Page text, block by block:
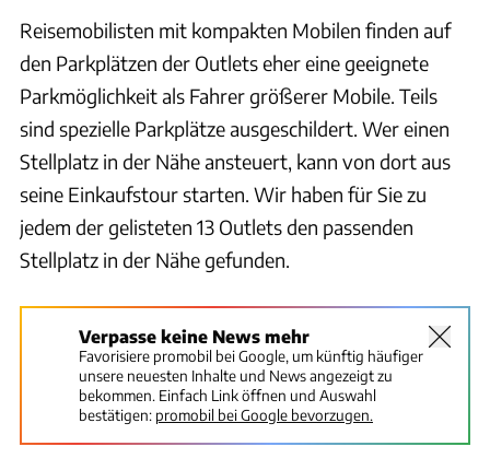
Reisemobilisten mit kompakten Mobilen finden auf
den Parkplätzen der Outlets eher eine geeignete
Parkmöglichkeit als Fahrer größerer Mobile. Teils
sind spezielle Parkplätze ausgeschildert. Wer einen
Stellplatz in der Nähe ansteuert, kann von dort aus
seine Einkaufstour starten. Wir haben für Sie zu
jedem der gelisteten 13 Outlets den passenden
Stellplatz in der Nähe gefunden.
Verpasse keine News mehr
Favorisiere promobil bei Google, um künftig häufiger
unsere neuesten Inhalte und News angezeigt zu
bekommen. Einfach Link öffnen und Auswahl
bestätigen: promobil bei Google bevorzugen.